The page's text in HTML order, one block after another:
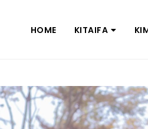
HOME KITAIFA